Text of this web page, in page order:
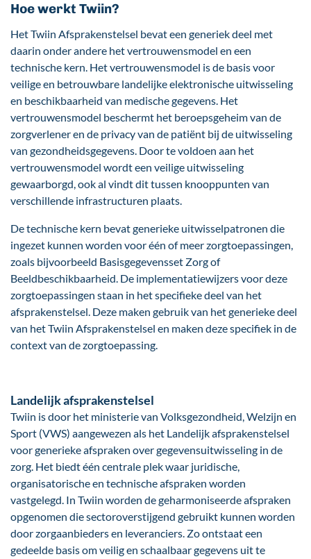
Hoe werkt Twiin?
Het Twiin Afsprakenstelsel bevat een generiek deel met
daarin onder andere het vertrouwensmodel en een
technische kern. Het vertrouwensmodel is de basis voor
veilige en betrouwbare landelijke elektronische uitwisseling
en beschikbaarheid van medische gegevens. Het
vertrouwensmodel beschermt het beroepsgeheim van de
zorgverlener en de privacy van de patiënt bij de uitwisseling
van gezondheidsgegevens. Door te voldoen aan het
vertrouwensmodel wordt een veilige uitwisseling
gewaarborgd, ook al vindt dit tussen knooppunten van
verschillende infrastructuren plaats.
De technische kern bevat generieke uitwisselpatronen die
ingezet kunnen worden voor één of meer zorgtoepassingen,
zoals bijvoorbeeld Basisgegevensset Zorg of
Beeldbeschikbaarheid. De implementatiewijzers voor deze
zorgtoepassingen staan in het specifieke deel van het
afsprakenstelsel. Deze maken gebruik van het generieke deel
van het Twiin Afsprakenstelsel en maken deze specifiek in de
context van de zorgtoepassing.
Landelijk afsprakenstelsel
Twiin is door het ministerie van Volksgezondheid, Welzijn en
Sport (VWS) aangewezen als het Landelijk afsprakenstelsel
voor generieke afspraken over gegevensuitwisseling in de
zorg. Het biedt één centrale plek waar juridische,
organisatorische en technische afspraken worden
vastgelegd. In Twiin worden de geharmoniseerde afspraken
opgenomen die sectoroverstijgend gebruikt kunnen worden
door zorgaanbieders en leveranciers. Zo ontstaat een
gedeelde basis om veilig en schaalbaar gegevens uit te